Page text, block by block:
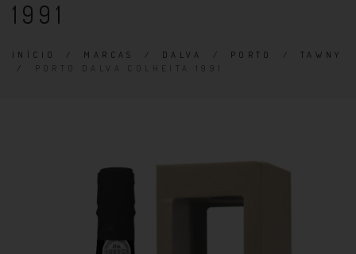
1991
INÍCIO / MARCAS / DALVA / PORTO / TAWNY
/ PORTO DALVA COLHEITA 1991